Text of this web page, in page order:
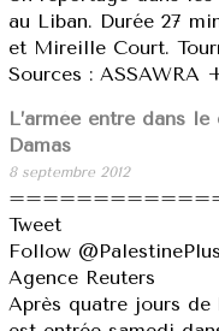
au Liban. Durée 27
et Mireille Court.
Sources : ASSAWRA
L’armée entre dans
Damas
8 septembre 2012
Tweet
Follow @PalestinePlus
Agence Reuters
Après quatre jours de